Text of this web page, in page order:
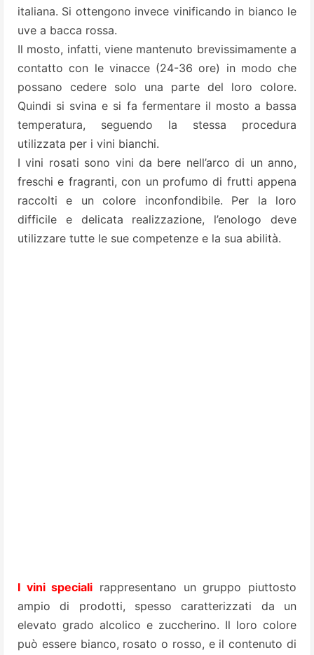
italiana. Si ottengono invece vinificando in bianco le
uve a bacca rossa.
Il mosto, infatti, viene mantenuto brevissimamente a
contatto con le vinacce (24-36 ore) in modo che
possano cedere solo una parte del loro colore.
Quindi si svina e si fa fermentare il mosto a bassa
temperatura, seguendo la stessa procedura
utilizzata per i vini bianchi.
I vini rosati sono vini da bere nell’arco di un anno,
freschi e fragranti, con un profumo di frutti appena
raccolti e un colore inconfondibile. Per la loro
difficile e delicata realizzazione, l’enologo deve
utilizzare tutte le sue competenze e la sua abilità.
I vini speciali rappresentano un gruppo piuttosto
ampio di prodotti, spesso caratterizzati da un
elevato grado alcolico e zuccherino. Il loro colore
può essere bianco, rosato o rosso, e il contenuto di